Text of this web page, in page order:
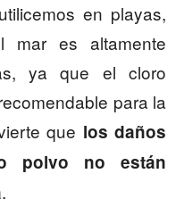
en playas,
mar es altamente
ya que el cloro
para la
que los daños
polvo no están
.